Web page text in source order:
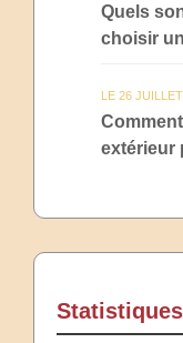
Quels
choisir
LE 26
extérieur
Statistiques